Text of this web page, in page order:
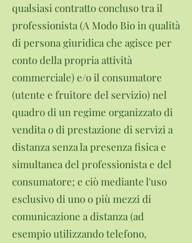
qualsiasi contratto concluso tra il
professionista (A Modo Bio in qualità
di persona giuridica che agisce per
conto della propria attività
commerciale) e/o il consumatore
(utente e fruitore del servizio) nel
quadro di un regime organizzato di
vendita o di prestazione di servizi a
distanza senza la presenza fisica e
simultanea del professionista e del
consumatore; e ciò mediante l'uso
esclusivo di uno o più mezzi di
comunicazione a distanza (ad
esempio utilizzando telefono,